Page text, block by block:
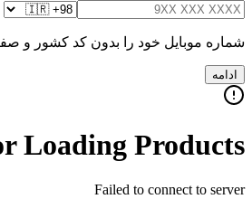
شماره موبایل خود را بدون کد کشور و
ادامه
Loading Products
Failed to connect to server